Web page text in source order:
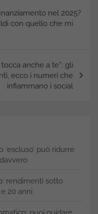
nel 2025?
con quello che mi
anche a te”: gli
ecco i numeri che
infiammano i social
può ridurre
rendimenti sotto
20 anni